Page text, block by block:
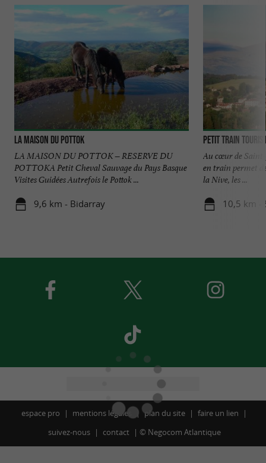
La Maison du Pottok
LA MAISON DU POTTOK – RESERVE DU
POTTOKA Petit Cheval Sauvage du Pays Basque
Visites Guidées Autrefois le Pottok ...
9,6 km - Bidarray
Petit Train
Au cœur de
en train permet
la Nive, les ...
10,5 km -
espace pro mentions légales plan du site
faire un lien
suivez-nous
contact © Negocom Atlantique